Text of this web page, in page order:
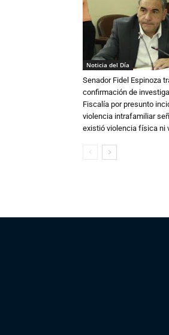
Noticia del Día
Senador Fidel Espinoza
confirmación de
Fiscalía por presunto
violencia intrafamiliar
existió violencia física ni